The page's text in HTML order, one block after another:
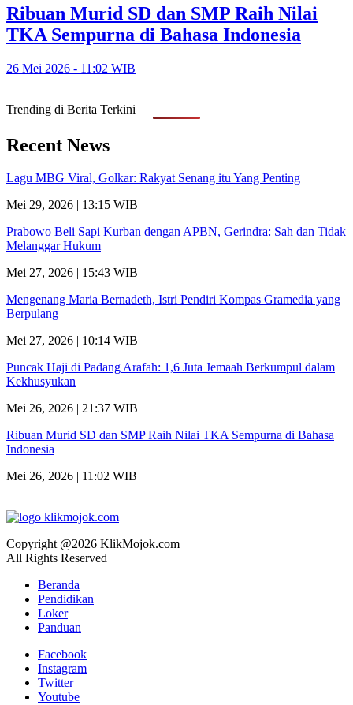
Ribuan Murid SD dan SMP Raih Nilai
TKA Sempurna di Bahasa Indonesia
26 Mei 2026 - 11:02 WIB
Trending di Berita Terkini
Recent News
Lagu MBG Viral, Golkar: Rakyat Senang itu Yang Penting
Mei 29, 2026 | 13:15 WIB
Prabowo Beli Sapi Kurban dengan APBN, Gerindra: Sah dan Tidak
Melanggar Hukum
Mei 27, 2026 | 15:43 WIB
Mengenang Maria Bernadeth, Istri Pendiri Kompas Gramedia yang
Berpulang
Mei 27, 2026 | 10:14 WIB
Puncak Haji di Padang Arafah: 1,6 Juta Jemaah Berkumpul dalam
Kekhusyukan
Mei 26, 2026 | 21:37 WIB
Ribuan Murid SD dan SMP Raih Nilai TKA Sempurna di Bahasa
Indonesia
Mei 26, 2026 | 11:02 WIB
Copyright @2026 KlikMojok.com
All Rights Reserved
Beranda
Pendidikan
Loker
Panduan
Facebook
Instagram
Twitter
Youtube